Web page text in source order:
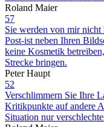
Roland Maier
57
Sie werden von mir nicht
Post-ist neben Ihren
keine Kosmetik
Strecke bringen.
Peter Haupt
52
Verschlimmern Sie Ihre
Kritikpunkte auf andere
Situation nur